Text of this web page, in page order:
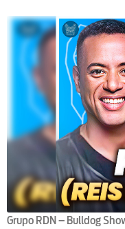
Grupo RDN – Bulldog